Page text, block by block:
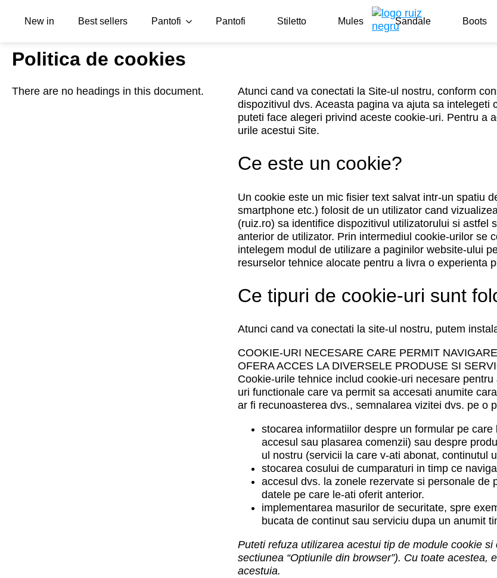
New in Best sellers Pantofi Pantofi Stiletto Mules Sandale Boots
Politica de cookies
There are no headings in this document.
Atunci cand va conectati la Site-ul nostru, conform
dispozitivul dvs. Aceasta pagina va ajuta sa
puteti face alegeri privind aceste cookie-uri. Pentru a
urile acestui Site.
Ce este un cookie?
Un cookie este un mic fisier text salvat intr-un spatiu
smartphone etc.) folosit de un utilizator cand
(ruiz.ro) sa identifice dispozitivul utilizatorului si
anterior de utilizator. Prin intermediul cookie-urilor se
intelegem modul de utilizare a paginilor website-ului
resurselor tehnice alocate pentru a livra o experienta
Ce tipuri de cookie-uri sunt
Atunci cand va conectati la site-ul nostru, putem
COOKIE-URI NECESARE CARE PERMIT
OFERA ACCES LA DIVERSELE PRODUSE SI
Cookie-urile tehnice includ cookie-uri necesare
uri functionale care va permit sa accesati anumite
ar fi recunoasterea dvs., semnalarea vizitei dvs. pe o
stocarea informatiilor despre un formular pe
accesul sau plasarea comenzii) sau despre
ul nostru (servicii la care v-ati abonat, continutul
stocarea cosului de cumparaturi in timp ce
accesul dvs. la zonele rezervate si personale
datele pe care le-ati oferit anterior.
implementarea masurilor de securitate, spre
bucata de continut sau serviciu dupa un anumit
Puteti refuza utilizarea acestui tip de module cookie
sectiunea “Optiunile din browser”). Cu toate
acestuia.